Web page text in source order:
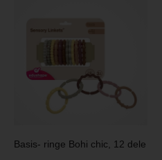
Basis- ringe Bohi chic, 12 dele